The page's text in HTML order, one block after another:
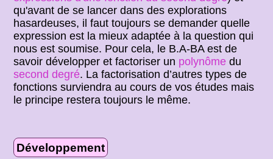
qu'avant de se lancer dans des explorations
hasardeuses, il faut toujours se demander quelle
expression est la mieux adaptée à la question qui
nous est soumise. Pour cela, le B.A-BA est de
savoir développer et factoriser un polynôme du
second degré. La factorisation d’autres types de
fonctions surviendra au cours de vos études mais
le principe restera toujours le même.
Développement